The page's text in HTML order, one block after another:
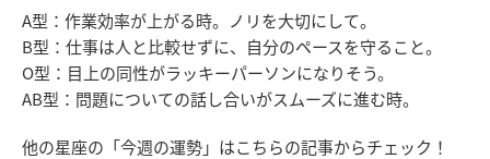
A型：作業効率が上がる時。ノリを大切にして。
B型：仕事は人と比較せずに、自分のペースを守ること。
O型：目上の同性がラッキーパーソンになりそう。
AB型：問題についての話し合いがスムーズに進む時。
他の星座の「今週の運勢」はこちらの記事からチェック！